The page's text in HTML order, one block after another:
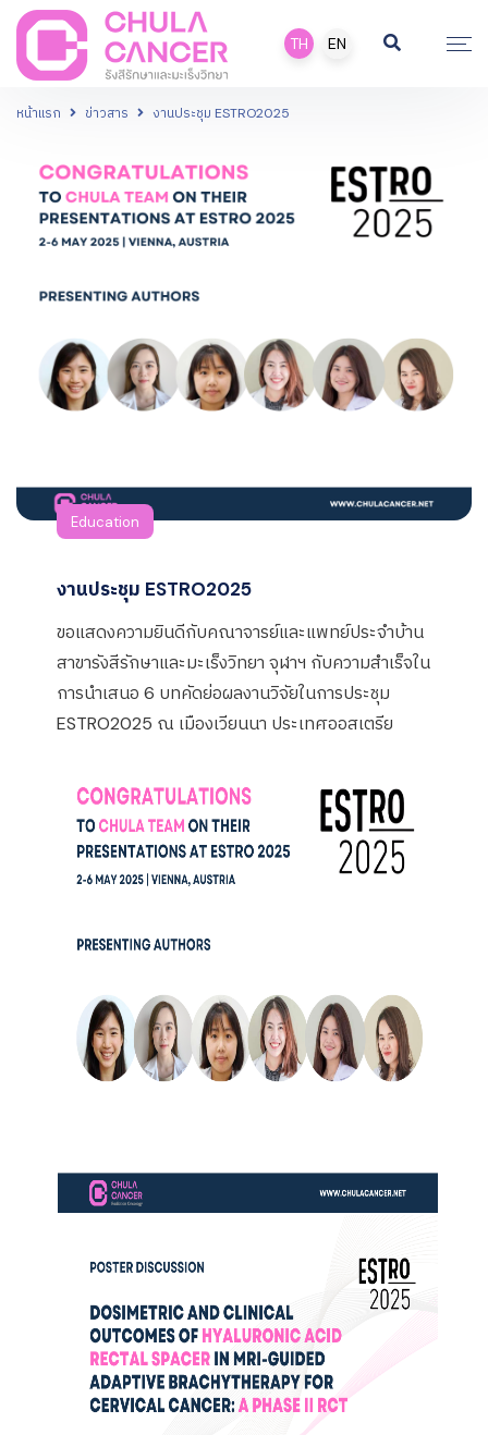
TH EN
หน้าแรก ข่าวสาร งานประชุม ESTRO2025
Education
งานประชุม ESTRO2025
ขอแสดงความยินดีกับคณาจารย์และแพทย์ประจำบ้าน
สาขารังสีรักษาและมะเร็งวิทยา จุฬาฯ กับความสำเร็จใน
การนำเสนอ 6 บทคัดย่อผลงานวิจัยในการประชุม
ESTRO2025 ณ เมืองเวียนนา ประเทศออสเตรีย